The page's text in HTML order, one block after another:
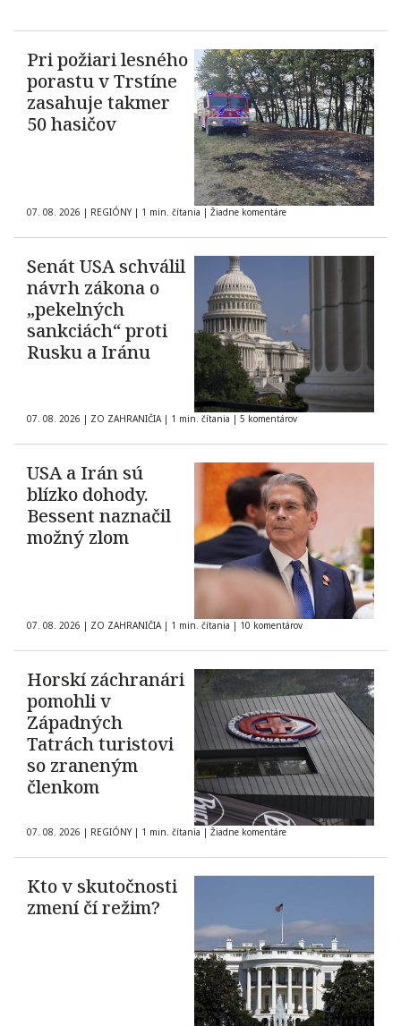
Pri požiari lesného
porastu v Trstíne
zasahuje takmer
50 hasičov
07. 08. 2026 | REGIÓNY | 1 min. čítania | Žiadne komentáre
Senát USA schválil
návrh zákona o
„pekelných
sankciách“ proti
Rusku a Iránu
07. 08. 2026 | ZO ZAHRANIČIA | 1 min. čítania | 5 komentárov
USA a Irán sú
blízko dohody.
Bessent naznačil
možný zlom
07. 08. 2026 | ZO ZAHRANIČIA | 1 min. čítania | 10 komentárov
Horskí záchranári
pomohli v
Západných
Tatrách turistovi
so zraneným
členkom
07. 08. 2026 | REGIÓNY | 1 min. čítania | Žiadne komentáre
Kto v skutočnosti
zmení čí režim?